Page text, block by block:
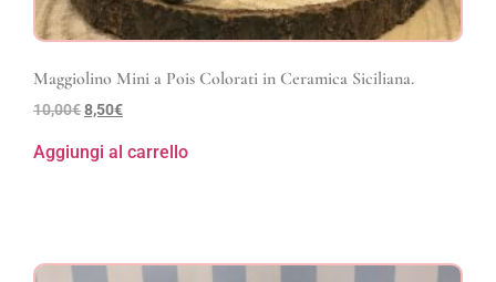
Maggiolino Mini a Pois Colorati in Ceramica Siciliana.
10,00€8,50€
Aggiungi al carrello